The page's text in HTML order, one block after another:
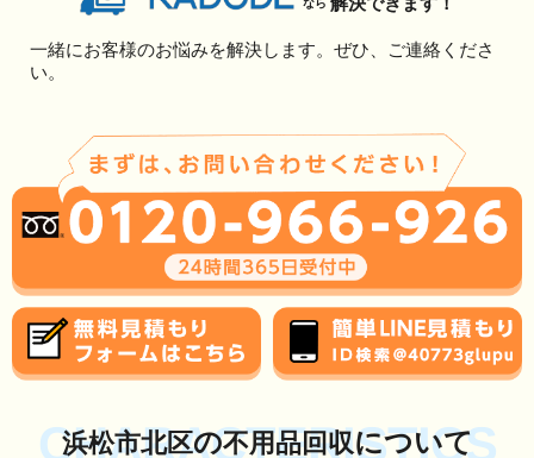
なら
一緒にお客様のお悩みを解決します。ぜひ、ご連絡くださ
い。
CHARACTERISTICS
浜松市北区の不用品回収について